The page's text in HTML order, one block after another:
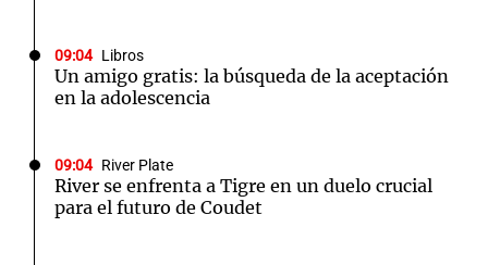
09:04 Libros
Un amigo gratis: la búsqueda de la aceptación
en la adolescencia
09:04 River Plate
River se enfrenta a Tigre en un duelo crucial
para el futuro de Coudet